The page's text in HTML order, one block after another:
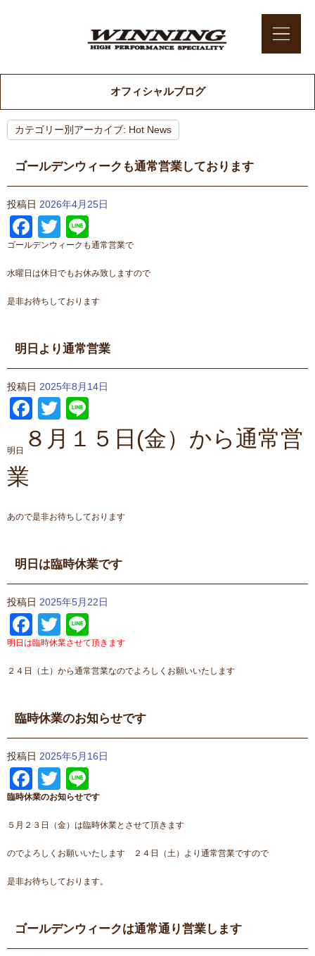
オフィシャルブログ
カテゴリー別アーカイブ: Hot News
ゴールデンウィークも通常営業しております
投稿日 2026年4月25日
Facebook
Twitter
ゴールデンウィークも通常営業で
水曜日は休日でもお休み致しますので
是非お待ちしております
明日より通常営業
投稿日 2025年8月14日
Facebook
Twitter
明日
８月１５日(金）から通常営
業
あので是非お待ちしております
明日は臨時休業です
投稿日 2025年5月22日
Facebook
Twitter
明日 は臨時休業させて頂きます
２４日（土）から通常営業なのでよろしくお願いいたします
臨時休業のお知らせです
投稿日 2025年5月16日
Facebook
Twitter
臨時休業のお知らせです
５月２３日（金）は臨時休業とさせて頂きます
のでよろしくお願いいたします ２４日（土）より通常営業ですので
是非お待ちしております。
ゴールデンウィークは通常通り営業します